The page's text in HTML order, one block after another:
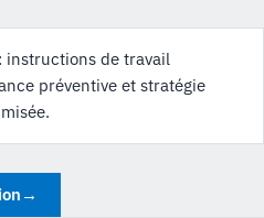
instructions de travail
préventive et stratégie
→